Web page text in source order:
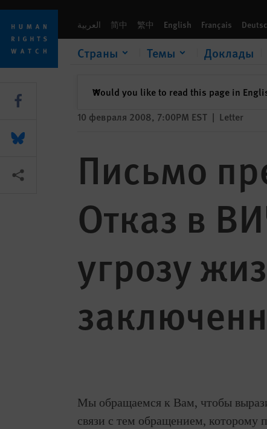
Skip
cookie
privacy
notice
Skip
main
content
العربية 简中 繁中 English Français
Страны Темы Доклады
Would you like to read this page in
✕закрыть
10 февраля 2008, 7:00PM EST | Letter
Письмо
Отказ в
угрозу
Мы обращаемся к Вам, чтобы
связи с тем обращением, которому
Share this via Facebook
Share this via Bluesky
Share this via Поделиться